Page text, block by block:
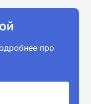
про